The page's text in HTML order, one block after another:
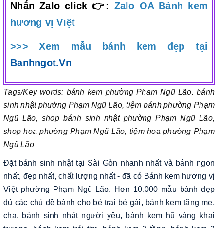
Nhắn Zalo click 👉: Zalo OA Bánh kem
hương vị Việt
>>> Xem mẫu bánh kem đẹp tại
Banhngot.Vn
Tags/Key words: bánh kem phường Phạm Ngũ Lão, bánh
sinh nhật phường Phạm Ngũ Lão, tiệm bánh phường Phạm
Ngũ Lão, shop bánh sinh nhật phường Phạm Ngũ Lão,
shop hoa phường Phạm Ngũ Lão, tiệm hoa phường Phạm
Ngũ Lão
Đặt bánh sinh nhật tại Sài Gòn nhanh nhất và bánh ngon
nhất, đẹp nhất, chất lượng nhất - đã có Bánh kem hương vị
Việt phường Phạm Ngũ Lão. Hơn 10.000 mẫu bánh đẹp
đủ các chủ đề bánh cho bé trai bé gái, bánh kem tặng mẹ,
cha, bánh sinh nhật người yêu, bánh kem hũ vàng khai